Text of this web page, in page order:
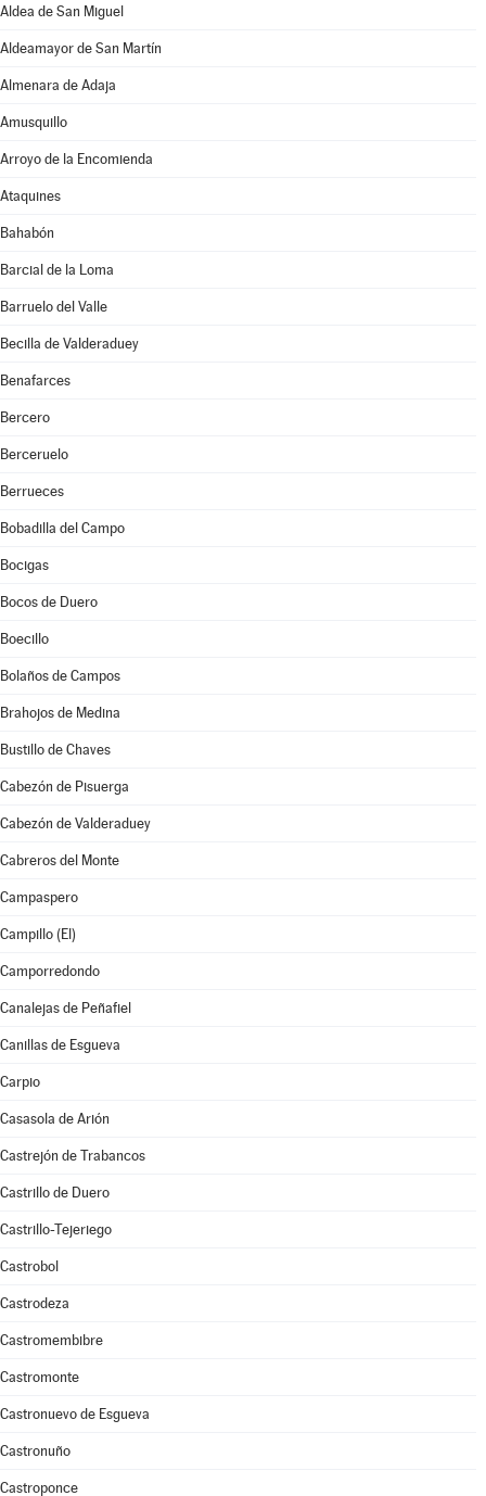
Aldea de San Miguel
Aldeamayor de San Martín
Almenara de Adaja
Amusquillo
Arroyo de la Encomienda
Ataquines
Bahabón
Barcial de la Loma
Barruelo del Valle
Becilla de Valderaduey
Benafarces
Bercero
Berceruelo
Berrueces
Bobadilla del Campo
Bocigas
Bocos de Duero
Boecillo
Bolaños de Campos
Brahojos de Medina
Bustillo de Chaves
Cabezón de Pisuerga
Cabezón de Valderaduey
Cabreros del Monte
Campaspero
Campillo (El)
Camporredondo
Canalejas de Peñafiel
Canillas de Esgueva
Carpio
Casasola de Arión
Castrejón de Trabancos
Castrillo de Duero
Castrillo-Tejeriego
Castrobol
Castrodeza
Castromembibre
Castromonte
Castronuevo de Esgueva
Castronuño
Castroponce